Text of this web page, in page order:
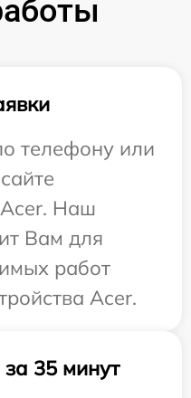
телефону или
Acer. Наш
Вам для
работ
Acer.
35 минут